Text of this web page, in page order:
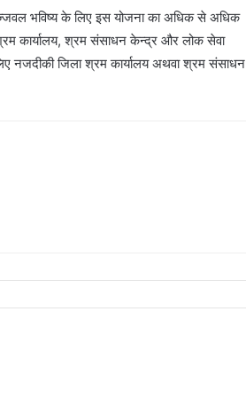
भविष्य के लिए इस योजना का अधिक से अधिक
कार्यालय, श्रम संसाधन केन्द्र और लोक सेवा
नजदीकी जिला श्रम कार्यालय अथवा श्रम संसाधन